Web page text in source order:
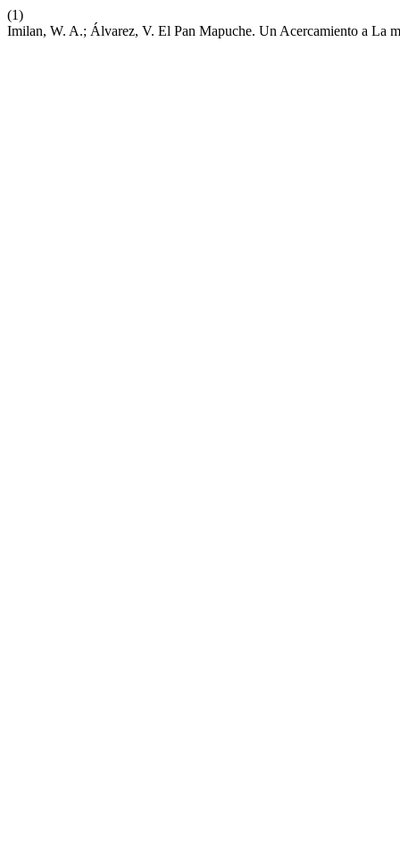
(1)
Imilan, W. A.; Álvarez, V. El Pan Mapuche. Un Acercamiento a La